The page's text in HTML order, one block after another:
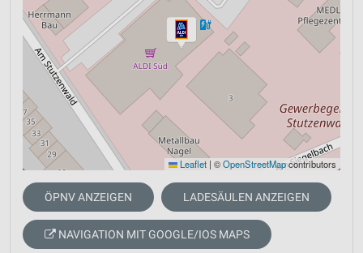
Leaflet | ©OpenStreetMapcontributors
ÖPNV ANZEIGEN LADESÄULEN ANZEIGEN
NAVIGATION MIT GOOGLE/IOS MAPS